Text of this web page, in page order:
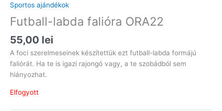
Sportos ajándékok
Futball-labda falióra ORA22
55,00 lei
A foci szerelmeseinek készítettük ezt futball-labda formájú
faliórát. Ha te is igazi rajongó vagy, a te szobádból sem
hiányozhat.
Elfogyott